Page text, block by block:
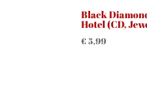
Black
Hotel (CD,
€ 5,99